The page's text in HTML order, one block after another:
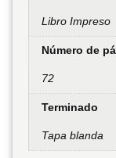
Libro Impreso
Número de
72
Terminado
Tapa blanda